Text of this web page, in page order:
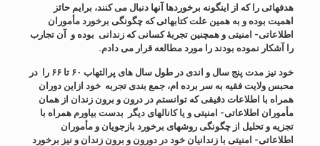
هدفهائی را که از اینگونه برخوردها آنها دنبال می کنند، برایم حائز
اهمیت بوده و به همین علت کتابهائی که چگونگی برخورد مأموران
اطلاعاتی- امنیتی و همچنین تجربۀ کسانی که زندانی بوده و آن تجارب
را آشکار نموده بودند را مورد مطالعه قرار می دادم.
خود نیز مدت پنج سال و اندی در طول سال های پرالتهاب ۶۰ تا ۶۶ را در
محبس ولایت فقیه به سر برده ام، جمع بندی تجربه خود ازاین دوران
همراه با اطلاعات دقیقی که توانستم در درون و برون زندان از همان
مأموران اطلاعاتی- امنیتی و یا کانالهای دیگر بدست بیاورم همراه با
تجزیه و تحلیل از چگونگی روشهای برخورد بازجویان و مأموران
اطلاعاتی- امنیتی با زندانیان خود در دورون و برون زندان و نیز برخورد